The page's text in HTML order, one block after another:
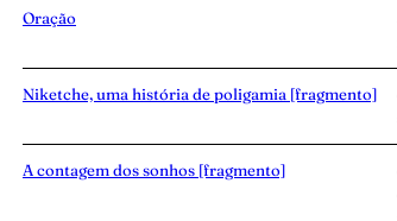
Oração
Niketche, uma história de poligamia [fragmento]
A contagem dos sonhos [fragmento]